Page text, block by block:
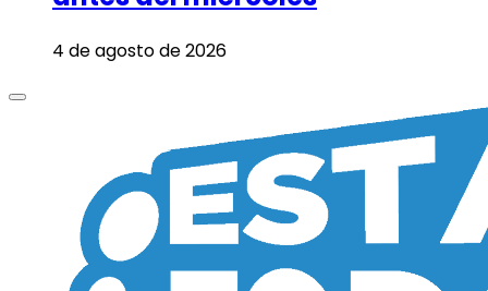
4 de agosto de 2026